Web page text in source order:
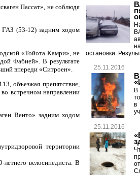
Пассат», не соблюдя
ГАЗ (53-12) задним ходом
«Тойота Камри», не
Фабией». В результате
впереди «Ситроен».
объезжая препятствие,
встречном направлении
Венто» задним ходом
территории
велосипедиста. В
остановки.
25.11.2016
В
в
25.11.2016